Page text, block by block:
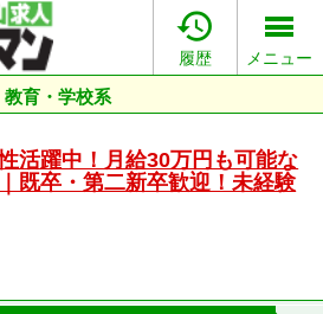

履歴 メニュー
教育・学校系
活躍中！月給30万円も可能な
既卒・第二新卒歓迎！未経験